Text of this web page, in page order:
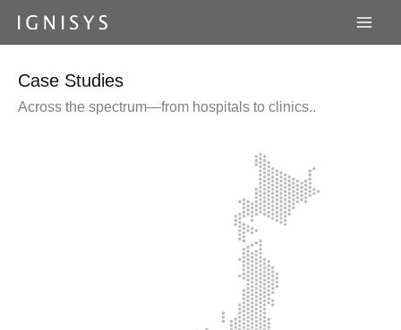
Case Studies
Across the spectrum—from hospitals to clinics..